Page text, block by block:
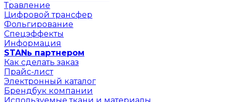
Травление
Цифровой трансфер
Фольгирование
Спецэффекты
Информация
STANь партнером
Как сделать заказ
Прайс-лист
Электронный каталог
Брендбук компании